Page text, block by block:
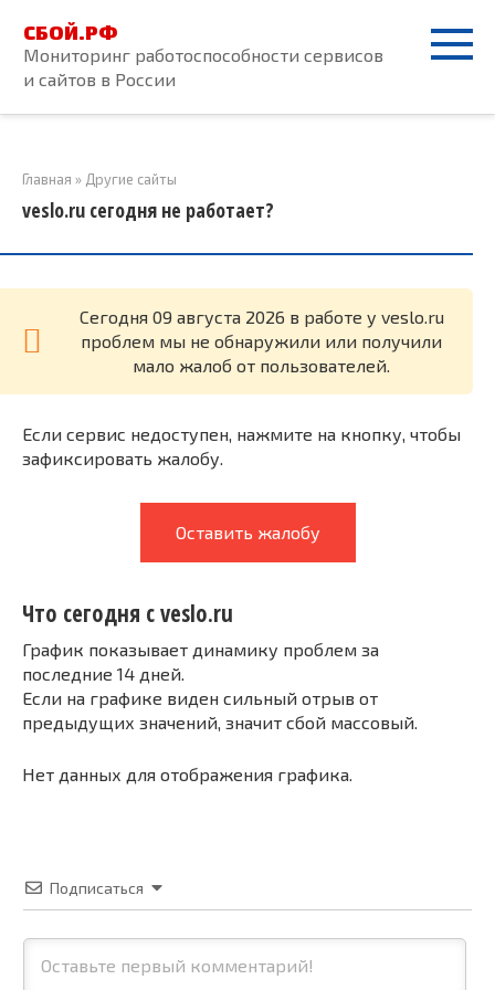
контенту
СБОЙ.РФ
Мониторинг работоспособности сервисов
и сайтов в России
Главная » Другие сайты
veslo.ru сегодня не работает?
Cегодня 09 августа 2026 в работе у veslo.ru
проблем мы не обнаружили или получили
мало жалоб от пользователей.
Если сервис недоступен, нажмите на кнопку, чтобы
зафиксировать жалобу.
Оставить жалобу
Что сегодня с veslo.ru
График показывает динамику проблем за
последние 14 дней.
Если на графике виден сильный отрыв от
предыдущих значений, значит сбой массовый.
Нет данных для отображения графика.
Подписаться